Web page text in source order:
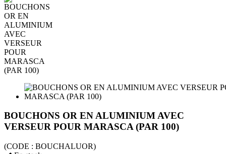
BOUCHONS OR EN ALUMINIUM AVEC
VERSEUR POUR MARASCA (PAR 100)
(CODE : BOUCHALUOR)